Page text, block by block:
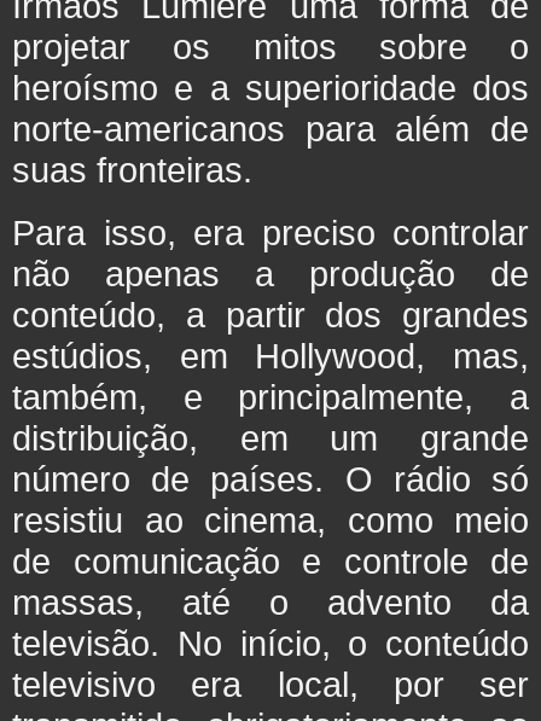
projetar os mitos sobre o
heroísmo e a superioridade dos
norte-americanos para além de
suas fronteiras.
Para isso, era preciso controlar
não apenas a produção de
conteúdo, a partir dos grandes
estúdios, em Hollywood, mas,
também, e principalmente, a
distribuição, em um grande
número de países. O rádio só
resistiu ao cinema, como meio
de comunicação e controle de
massas, até o advento da
televisão. No início, o conteúdo
televisivo era local, por ser